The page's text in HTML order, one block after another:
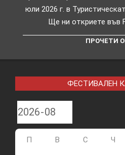
юли 2026 г. в
Ще ни откриете във
ПРОЧЕТИ
ФЕСТИВАЛЕН
П В С Ч